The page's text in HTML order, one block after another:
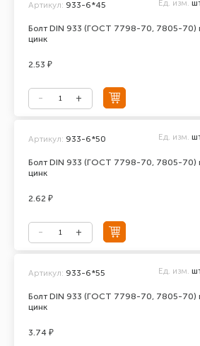
Болт DIN 933 (ГОСТ 7798-70, 7805-70)
цинк
Артикул: 933-6*45 Ед. изм.
2.53 ₽
Болт DIN 933 (ГОСТ 7798-70, 7805-70)
цинк
Артикул: 933-6*50 Ед. изм.
2.62 ₽
Болт DIN 933 (ГОСТ 7798-70, 7805-70)
цинк
Артикул: 933-6*55 Ед. изм.
3.74 ₽